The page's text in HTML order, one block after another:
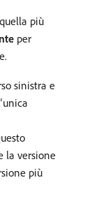
più
per
sinistra e
la versione
più